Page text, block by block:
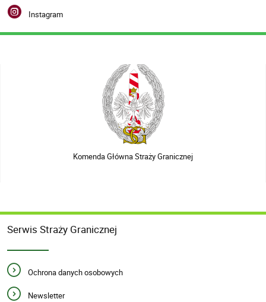
Instagram
Komenda Główna Straży Granicznej
Serwis Straży Granicznej
Ochrona danych osobowych
Newsletter